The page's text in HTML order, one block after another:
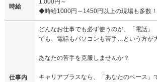
時給
1,000円～
◆時給1000円～1450円以上の現場も多数！
仕事内
どんなお仕事でも必ず使うのが、「電話」
でも、電話もパソコンも苦手…という方が
あなたの苦手を克服しませんか？
キャリアプラスなら、「あなたのペース」